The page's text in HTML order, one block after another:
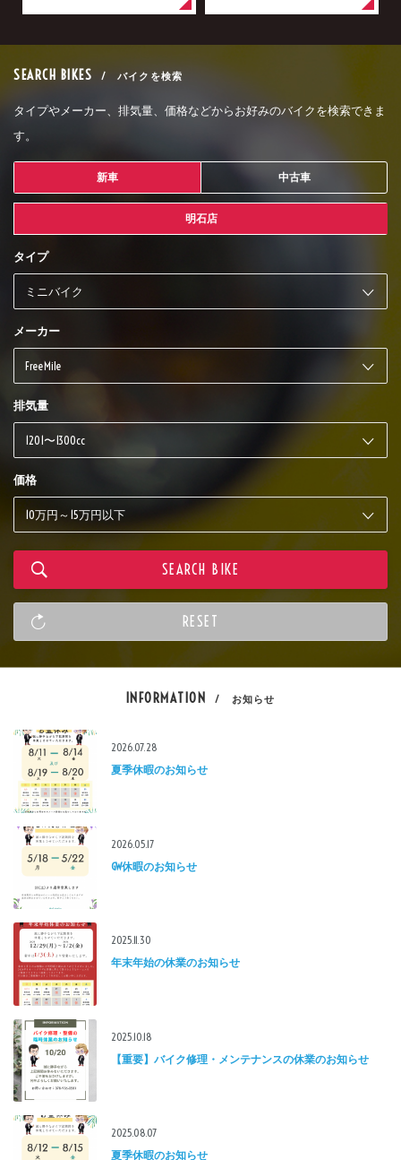
SEARCH BIKES / バイクを検索
タイプやメーカー、排気量、価格などからお好みのバイクを検索できま
す。
新車 中古車
明石店
タイプ
メーカー
排気量
価格
INFORMATION / お知らせ
2026.07.28
夏季休暇のお知らせ
2026.05.17
GW休暇のお知らせ
2025.11.30
年末年始の休業のお知らせ
2025.10.18
【重要】バイク修理・メンテナンスの休業のお知らせ
2025.08.07
夏季休暇のお知らせ